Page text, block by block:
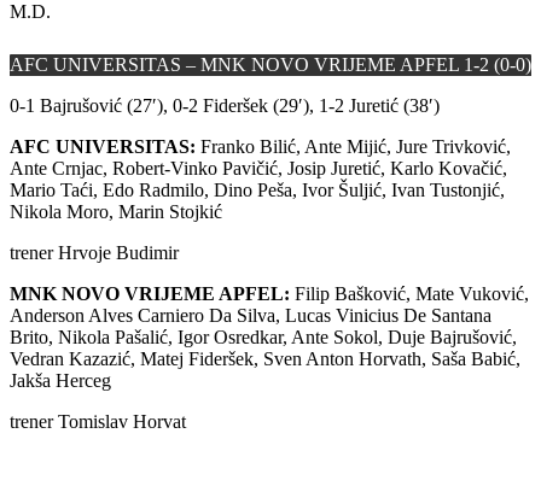
M.D.
AFC UNIVERSITAS – MNK NOVO VRIJEME APFEL 1-2 (0-0)
0-1 Bajrušović (27′), 0-2 Fideršek (29′), 1-2 Juretić (38′)
AFC UNIVERSITAS: Franko Bilić, Ante Mijić, Jure Trivković,
Ante Crnjac, Robert-Vinko Pavičić, Josip Juretić, Karlo Kovačić,
Mario Taći, Edo Radmilo, Dino Peša, Ivor Šuljić, Ivan Tustonjić,
Nikola Moro, Marin Stojkić
trener Hrvoje Budimir
MNK NOVO VRIJEME APFEL: Filip Bašković, Mate Vuković,
Anderson Alves Carniero Da Silva, Lucas Vinicius De Santana
Brito, Nikola Pašalić, Igor Osredkar, Ante Sokol, Duje Bajrušović,
Vedran Kazazić, Matej Fideršek, Sven Anton Horvath, Saša Babić,
Jakša Herceg
trener Tomislav Horvat